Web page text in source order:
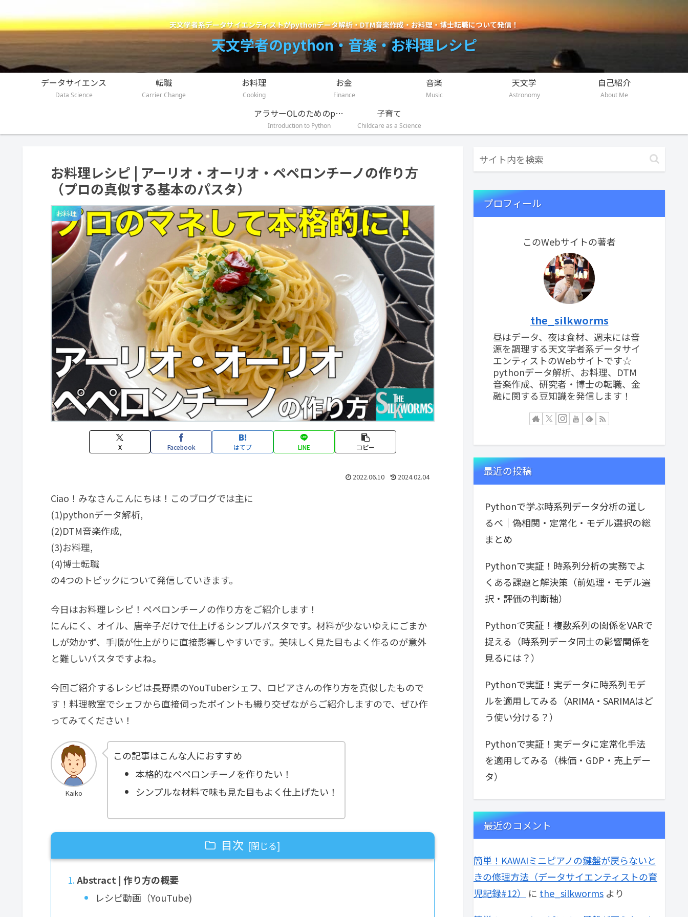
天文学者系データサイエンティストがpythonデータ解析・DTM音楽作成・お料理・博士転職について発信！
天文学者のpython・音楽・お料理レシピ
データサイエンス
Data Science
転職
Carrier Change
お料理
Cooking
お金
Finance
音楽
Music
天文学
Astronomy
自己紹介
About Me
アラサーOLのためのpython入門講座
Introduction to Python
子育て
Childcare as a Science
お料理レシピ | アーリオ・オーリオ・ペペロンチーノの作り方
（プロの真似する基本のパスタ）
お料理
X Facebook はてブ LINE コピー
2022.06.10 2024.02.04
Ciao！みなさんこんにちは！このブログでは主に
(1)pythonデータ解析,
(2)DTM音楽作成,
(3)お料理,
(4)博士転職
の4つのトピックについて発信していきます。
今日はお料理レシピ！ペペロンチーノの作り方をご紹介します！
にんにく、オイル、唐辛子だけで仕上げるシンプルパスタです。材料が少ないゆえにごまか
しが効かず、手順が仕上がりに直接影響しやすいです。美味しく見た目もよく作るのが意外
と難しいパスタですよね。
今回ご紹介するレシピは長野県のYouTuberシェフ、ロピアさんの作り方を真似したもので
す！料理教室でシェフから直接伺ったポイントも織り交ぜながらご紹介しますので、ぜひ作
ってみてください！
Kaiko
この記事はこんな人におすすめ
本格的なペペロンチーノを作りたい！
シンプルな材料で味も見た目もよく仕上げたい！
目次
Abstract | 作り方の概要
レシピ動画（YouTube)
プロフィール
このWebサイトの著者
the_silkworms
昼はデータ、夜は食材、週末には音
源を調理する天文学者系データサイ
エンティストのWebサイトです☆
pythonデータ解析、お料理、DTM
音楽作成、研究者・博士の転職、金
融に関する豆知識を発信します！
最近の投稿
Pythonで学ぶ時系列データ分析の道し
るべ｜偽相関・定常化・モデル選択の総
まとめ
Pythonで実証！時系列分析の実務でよ
くある課題と解決策（前処理・モデル選
択・評価の判断軸）
Pythonで実証！複数系列の関係をVARで
捉える（時系列データ同士の影響関係を
見るには？）
Pythonで実証！実データに時系列モデ
ルを適用してみる（ARIMA・SARIMAはど
う使い分ける？）
Pythonで実証！実データに定常化手法
を適用してみる（株価・GDP・売上デー
タ）
最近のコメント
簡単！KAWAIミニピアノの鍵盤が戻らないと
きの修理方法（データサイエンティストの育
児記録#12）
に the_silkworms より